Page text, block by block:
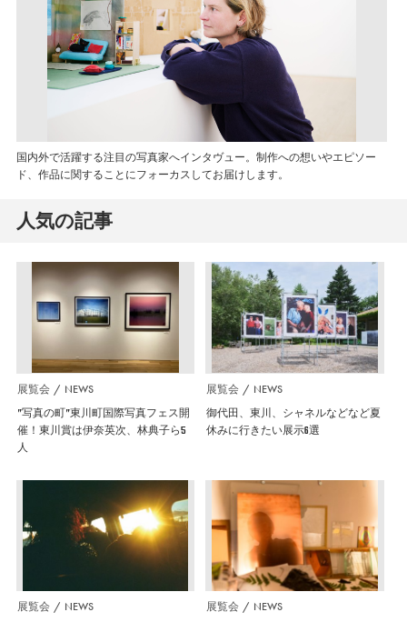
国内外で活躍する注目の写真家へインタヴュー。制作への想いやエピソー
ド、作品に関することにフォーカスしてお届けします。
人気の記事
展覧会 NEWS
”写真の町”東川町国際写真フェス開
催！東川賞は伊奈英次、林典子ら5
人
展覧会 NEWS
御代田、東川、シャネルなどなど夏
休みに行きたい展示6選
展覧会 NEWS 展覧会 NEWS